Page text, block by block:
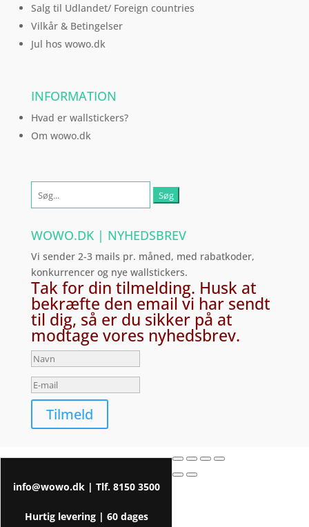
Salg til Udlandet/ Foreign countries
Vilkår & Betingelser
Jul hos wowo.dk
INFORMATION
Hvad er wallstickers?
Om wowo.dk
efter:
WOWO.DK | NYHEDSBREV
Vi sender 2-3 mails pr. måned, med rabatkoder,
konkurrencer og nye wallstickers.
Tak for din tilmelding. Husk at
bekræfte den email vi har sendt
til dig, så er du sikker på at
modtage vores nyhedsbrev.
Tilmeld
info@wowo.dk| Tlf. 8150 3500
Hurtig levering | 60 dages